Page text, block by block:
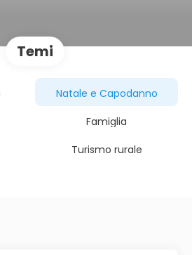
Temi
Natale e Capodanno
Famiglia
Turismo rurale